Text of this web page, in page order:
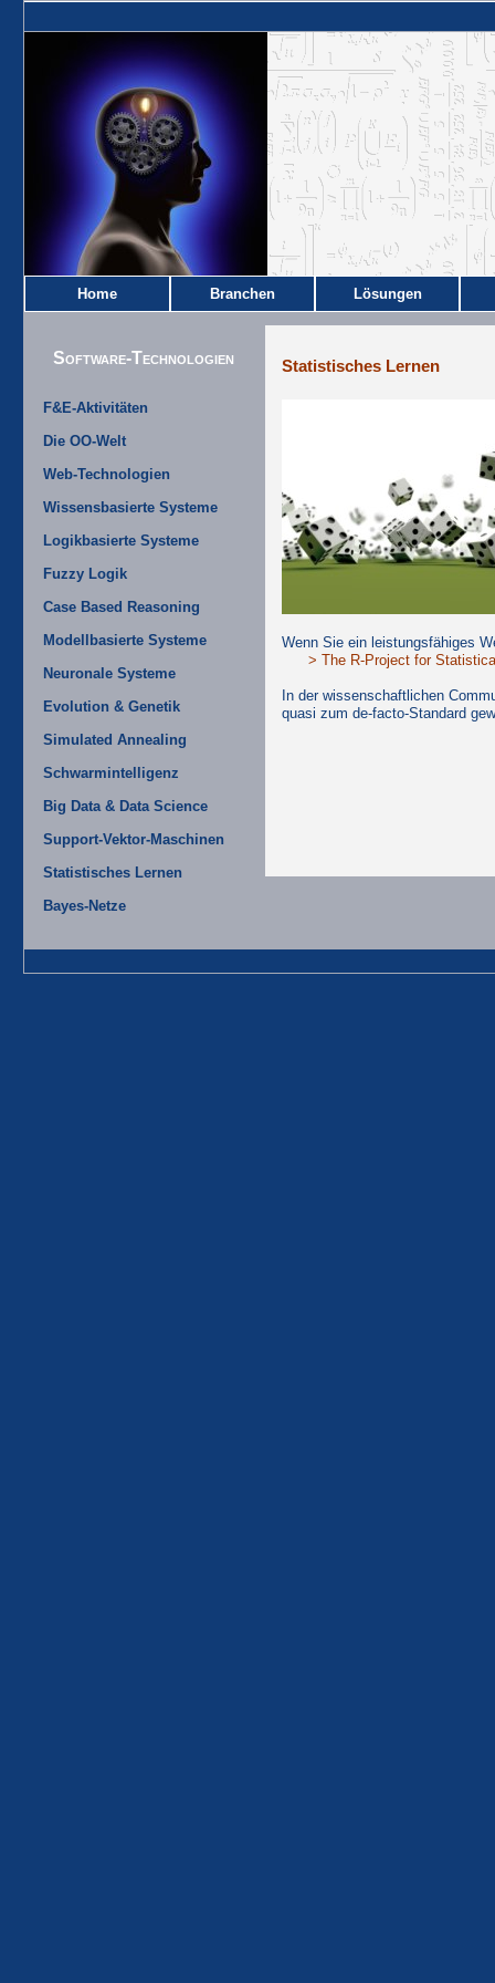
Home Branchen Lösungen
Software-Technologien
F&E-Aktivitäten
Die OO-Welt
Web-Technologien
Wissensbasierte Systeme
Logikbasierte Systeme
Fuzzy Logik
Case Based Reasoning
Modellbasierte Systeme
Neuronale Systeme
Evolution & Genetik
Simulated Annealing
Schwarmintelligenz
Big Data & Data Science
Support-Vektor-Maschinen
Statistisches Lernen
Bayes-Netze
Statistisches Lernen
Wenn Sie ein leistungsfähiges
> The R-Project for
In der wissenschaftlichen
quasi zum de-facto-Standard